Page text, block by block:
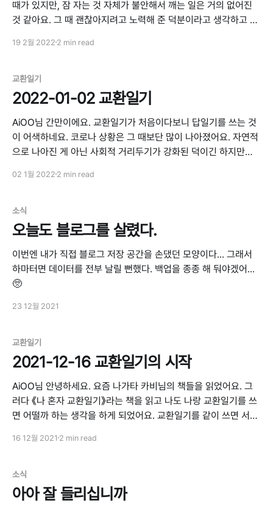
때가 있지만, 잠 자는 것 자체가 불안해서 깨는 일은 거의 없어진
것 같아요. 그 때 괜찮아지려고 노력해 준 덕분이라고 생각하고 고
19 2월 2022 2 min read
교환일기
2022-01-02 교환일기
AiOO님 간만이에요. 교환일기가 처음이다보니 답일기를 쓰는 것
이 어색하네요. 코로나 상황은 그 때보단 많이 나아졌어요. 자연적
으로 나아진 게 아닌 사회적 거리두기가 강화된 덕이긴 하지만요.
이후로도 며칠간 계속 불안한 기분으로 깨어나기를 반복했었는데
꾸고, 앉는 자세도
02 1월 2022 2 min read
소식
오늘도 블로그를 살렸다.
이번엔 내가 직접 블로그 저장 공간을 손댔던 모양이다... 그래서
하마터면 데이터를 전부 날릴 뻔했다. 백업을 종종 해 둬야겠어...
🥺
23 12월 2021
교환일기
2021-12-16 교환일기의 시작
AiOO님 안녕하세요. 요즘 나가타 카비님의 책들을 읽었어요. 그
러다 《나 혼자 교환일기》라는 책을 읽고 나도 나랑 교환일기를 쓰
면 어떨까 하는 생각을 하게 되었어요. 교환일기를 같이 쓰면 서로
요. ㅎㅎ... 나 혼자 교환일기 1『너무 외로워서 레즈비언 업소에 간
16 12월 2021 2 min read
소식
아아 잘 들리십니까